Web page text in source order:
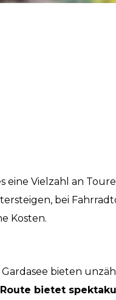
eine Vielzahl an
bei
Kosten.
bieten
bietet